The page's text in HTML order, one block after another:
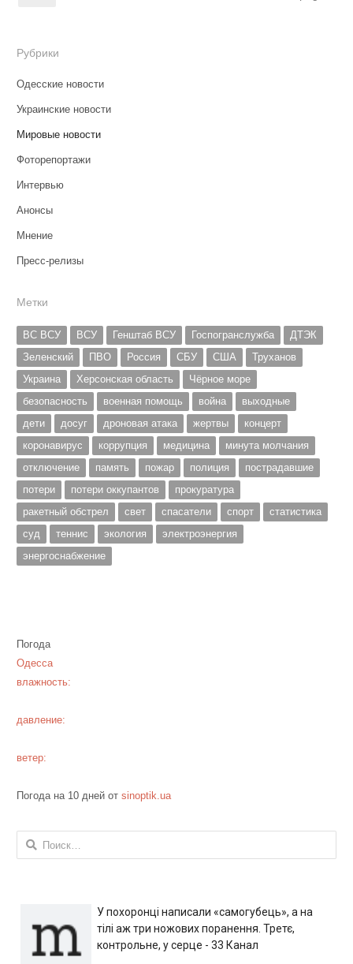
Рубрики
Одесские новости
Украинские новости
Мировые новости
Фоторепортажи
Интервью
Анонсы
Мнение
Пресс-релизы
Метки
ВС ВСУ ВСУ Генштаб ВСУ Госпогранслужба
ДТЭК
Зеленский
ПВО Россия СБУ США
Труханов
Украина
Херсонская область
Чёрное море
безопасность
военная помощь война
выходные
дети
досуг дроновая атака жертвы
концерт
коронавирус
коррупция медицина
минута молчания
отключение
память пожар полиция
пострадавшие
потери
потери оккупантов
прокуратура
ракетный обстрел
свет спасатели спорт
статистика
суд
теннис экология
электроэнергия
энергоснабжение
Погода
Одесса
влажность:
давление:
ветер:
Погода на 10 дней от sinoptik.ua
Найти:
У похоронці написали «самогубець», а на
тілі аж три ножових поранення. Третє,
контрольне, у серце - 33 Канал